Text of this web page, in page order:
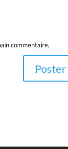
commentaire.